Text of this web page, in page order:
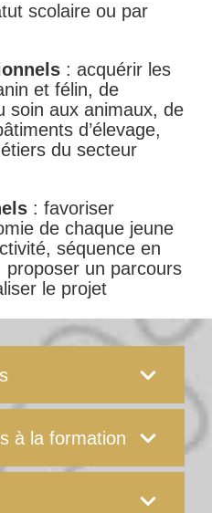
scolaire ou par
: acquérir les
et félin, de
soin aux animaux, de
d’élevage,
du secteur
: favoriser
de chaque jeune
séquence en
proposer un parcours
le projet
à la formation